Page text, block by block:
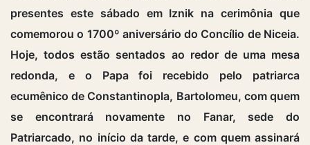
presentes este sábado em Iznik na cerimônia que
comemorou o 1700º aniversário do Concílio de Niceia.
Hoje, todos estão sentados ao redor de uma mesa
redonda, e o Papa foi recebido pelo patriarca
ecumênico de Constantinopla, Bartolomeu, com quem
se encontrará novamente no Fanar, sede do
Patriarcado, no início da tarde, e com quem assinará